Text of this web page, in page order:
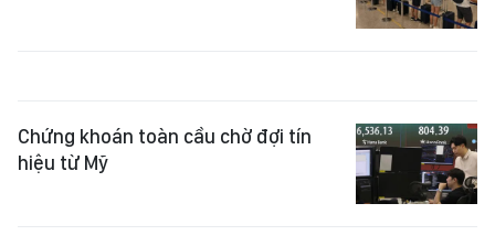
Chứng khoán toàn cầu chờ đợi tín
hiệu từ Mỹ